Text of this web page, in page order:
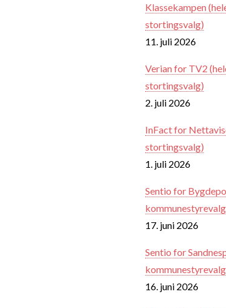
Klassekampen
stortingsvalg)
11. juli 2026
Verian for TV2
stortingsvalg)
2. juli 2026
InFact for
stortingsvalg)
1. juli 2026
Sentio for
17. juni 2026
Sentio for
16. juni 2026